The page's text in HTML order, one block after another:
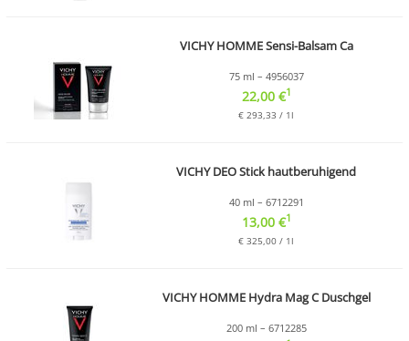
VICHY HOMME Sensi-Balsam Ca
75 ml – 4956037
22,00 €1
€ 293,33 / 1l
VICHY DEO Stick hautberuhigend
40 ml – 6712291
13,00 €1
€ 325,00 / 1l
VICHY HOMME Hydra Mag C Duschgel
200 ml – 6712285